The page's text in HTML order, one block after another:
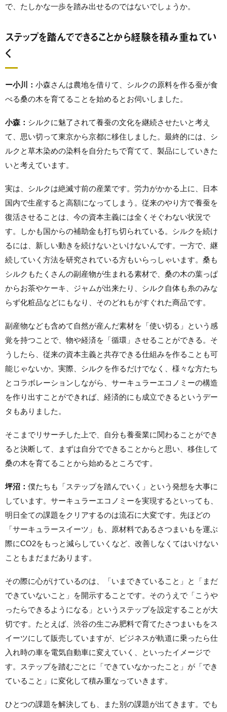
で、たしかな一歩を踏み出せるのではないでしょうか。
ステップを踏んでできることから経験を積み重ねてい
く
ー小川： 小森さんは農地を借りて、シルクの原料を作る蚕が食
べる桑の木を育てることを始めるとお伺いしました。
小森： シルクに魅了されて養蚕の文化を継続させたいと考え
て、思い切って東京から京都に移住しました。最終的には、シ
ルクと草木染めの染料を自分たちで育てて、製品にしていきた
いと考えています。
実は、シルクは絶滅寸前の産業です。労力がかかる上に、日本
国内で生産すると高額になってしまう。従来のやり方で養蚕を
復活させることは、今の資本主義には全くそぐわない状況で
す。しかも国からの補助金も打ち切られている。シルクを続け
るには、新しい動きを続けないといけないんです。一方で、継
続していく方法を研究されている方もいらっしゃいます。桑も
シルクもたくさんの副産物が生まれる素材で、桑の木の葉っぱ
からお茶やケーキ、ジャムが出来たり、シルク自体も糸のみな
らず化粧品などにもなり、そのどれもがすぐれた商品です。
副産物なども含めて自然が産んだ素材を「使い切る」という感
覚を持つことで、物や経済を「循環」させることができる。そ
うしたら、従来の資本主義と共存できる仕組みを作ることも可
能じゃないか。実際、シルクを作るだけでなく、様々な方たち
とコラボレーションしながら、サーキュラーエコノミーの構造
を作り出すことができれば、経済的にも成立できるというデー
タもありました。
そこまでリサーチした上で、自分も養蚕業に関わることができ
ると決断して、まずは自分でできることからと思い、移住して
桑の木を育てることから始めるところです。
坪沼： 僕たちも「ステップを踏んでいく」という発想を大事に
しています。サーキュラーエコノミーを実現するといっても、
明日全ての課題をクリアするのは流石に大変です。先ほどの
「サーキュラースイーツ」も、原材料であるさつまいもを運ぶ
際にCO2をもっと減らしていくなど、改善しなくてはいけない
こともまだまだあります。
その際に心がけているのは、「いまできていること」と「まだ
できていないこと」を開示することです。そのうえで「こうや
ったらできるようになる」というステップを設定することが大
切です。たとえば、渋谷の生ごみ肥料で育てたさつまいもをス
イーツにして販売していますが、ビジネスが軌道に乗ったら仕
入れ時の車を電気自動車に変えていく、といったイメージで
す。ステップを踏むごとに「できていなかったこと」が「でき
ていること」に変化して積み重なっていきます。
ひとつの課題を解決しても、また別の課題が出てきます。でも